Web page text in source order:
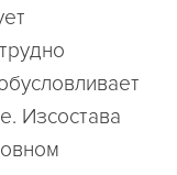
Изсостава